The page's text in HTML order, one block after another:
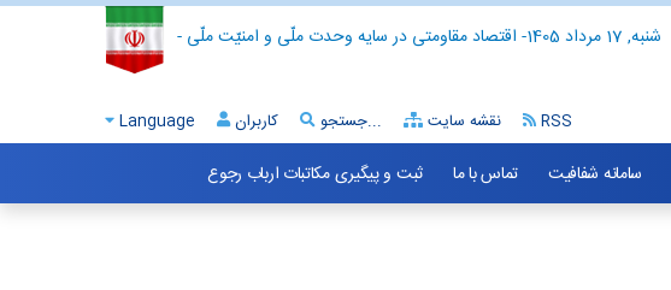
- اقتصاد مقاومتی در سایه وحدت ملّی و امنیّت ملّی - شنبه, 17 مرداد 1405
Language کاربران جستجو... نقشه سایت RSS
سامانه شفافیت تماس با ما
ثبت و پیگیری مکاتبات ارباب رجوع